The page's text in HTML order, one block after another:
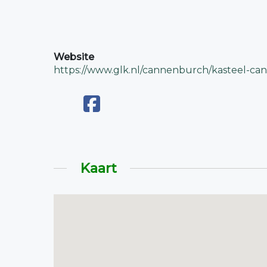
Website
https://www.glk.nl/cannenburch/kasteel-
Kaart